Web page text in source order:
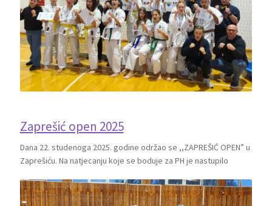
Zaprešić open 2025
Dana 22. studenoga 2025. godine održao se ,,ZAPREŠIĆ OPEN” u
Zaprešiću. Na natjecanju koje se boduje za PH je nastupilo